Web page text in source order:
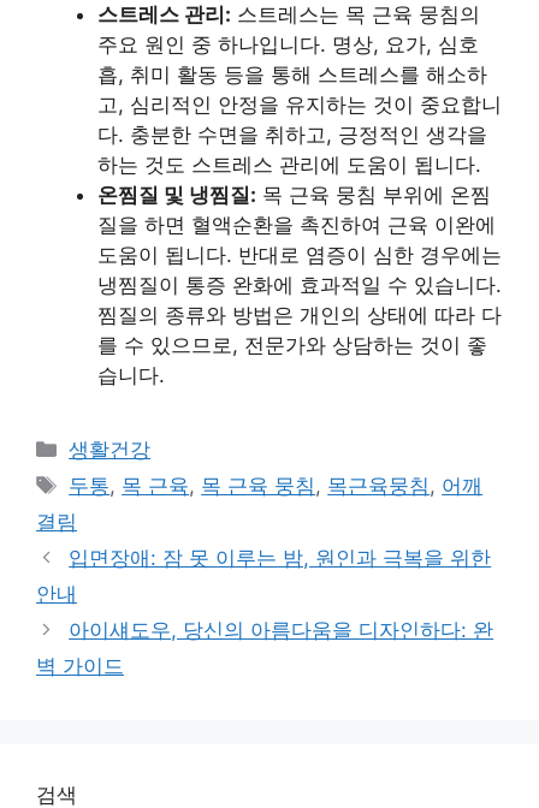
스트레스 관리: 스트레스는 목 근육 뭉침의
주요 원인 중 하나입니다. 명상, 요가, 심호
흡, 취미 활동 등을 통해 스트레스를 해소하
고, 심리적인 안정을 유지하는 것이 중요합니
다. 충분한 수면을 취하고, 긍정적인 생각을
하는 것도 스트레스 관리에 도움이 됩니다.
온찜질 및 냉찜질: 목 근육 뭉침 부위에 온찜
질을 하면 혈액순환을 촉진하여 근육 이완에
도움이 됩니다. 반대로 염증이 심한 경우에는
냉찜질이 통증 완화에 효과적일 수 있습니다.
찜질의 종류와 방법은 개인의 상태에 따라 다
를 수 있으므로, 전문가와 상담하는 것이 좋
습니다.
Categories
생활건강
Tags
두통, 목 근육, 목 근육 뭉침 , 목근육뭉침 , 어깨
결림
입면장애: 잠 못 이루는 밤, 원인과 극복을 위한
안내
아이섀도우, 당신의 아름다움을 디자인하다: 완
벽 가이드
검색